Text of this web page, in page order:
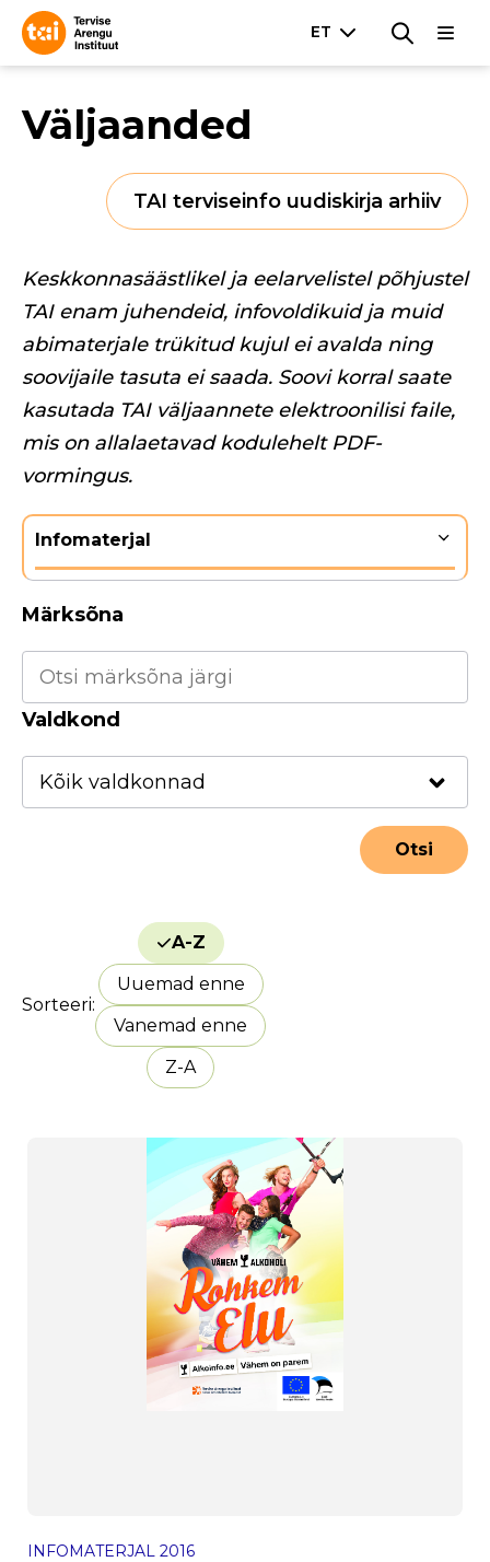
Väljaanded
TAI terviseinfo uudiskirja arhiiv
Keskkonnasäästlikel ja eelarvelistel põhjustel
TAI enam juhendeid, infovoldikuid ja muid
abimaterjale trükitud kujul ei avalda ning
soovijaile tasuta ei saada. Soovi korral saate
kasutada TAI väljaannete elektroonilisi faile,
mis on allalaetavad kodulehelt PDF-
vormingus.
Infomaterjal
Märksõna
Valdkond
Sorteeri
Uuemad enne
Vanemad enne
A-Z
Z-A
INFOMATERJAL 2016